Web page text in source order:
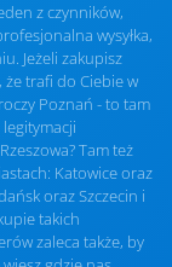
z czynników,
wysyłka,
Jeżeli zakupisz
trafi do Ciebie w
Poznań - to tam
Tam też
Katowice oraz
oraz Szczecin i
takich
zaleca także, by